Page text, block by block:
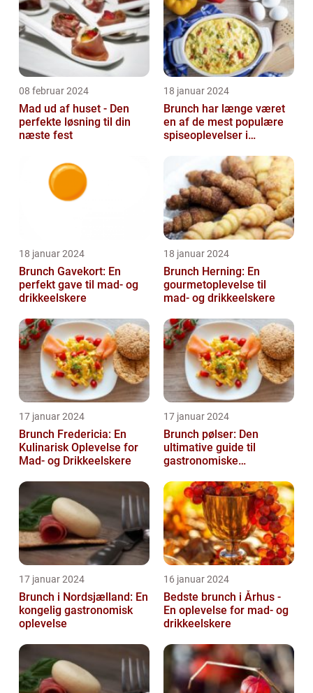
08 februar 2024
Mad ud af huset - Den
perfekte løsning til din
næste fest
18 januar 2024
Brunch har længe været
en af de mest populære
spiseoplevelser i
18 januar 2024
Brunch Gavekort: En
perfekt gave til mad- og
drikkeelskere
18 januar 2024
Brunch Herning: En
gourmetoplevelse til
mad- og drikkeelskere
17 januar 2024
Brunch Fredericia: En
Kulinarisk Oplevelse for
Mad- og Drikkeelskere
17 januar 2024
Brunch pølser: Den
ultimative guide til
gastronomiske
17 januar 2024
Brunch i Nordsjælland: En
kongelig gastronomisk
oplevelse
16 januar 2024
Bedste brunch i Århus -
En oplevelse for mad- og
drikkeelskere